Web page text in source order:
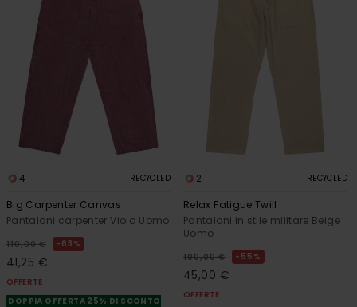
4 RECYCLED
Big Carpenter Canvas
Pantaloni carpenter Viola Uomo
110,00 € 63%
41,25 €
OFFERTE
DOPPIA OFFERTA 25% DI SCONTO
2 RECYCLED
Relax Fatigue Twill
Pantaloni in stile militare Beige
Uomo
100,00 € 55%
45,00 €
OFFERTE